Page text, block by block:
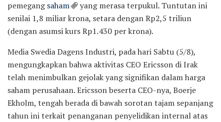
pemegangsaham
yang merasa terpukul. Tuntutan ini
senilai 1,8 miliar krona, setara dengan Rp2,5 triliun
(dengan asumsi kurs Rp1.430 per krona).
Media Swedia Dagens Industri, pada hari Sabtu (5/8),
mengungkapkan bahwa aktivitas CEO Ericsson di Irak
telah menimbulkan gejolak yang signifikan dalam harga
saham perusahaan. Ericsson beserta CEO-nya, Boerje
Ekholm, tengah berada di bawah sorotan tajam sepanjang
tahun ini terkait penanganan penyelidikan internal atas